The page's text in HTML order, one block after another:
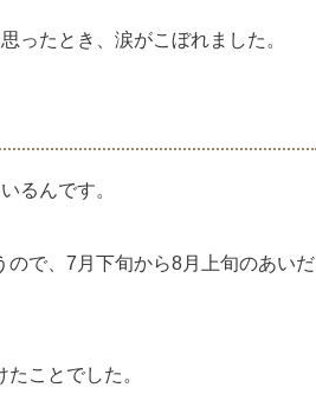
ったとき、涙がこぼれました。
るんです。
で、7月下旬から8月上旬のあいだ
ことでした。